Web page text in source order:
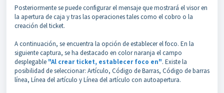
Posteriormente se puede configurar el mensaje que mostrará el visor en
la apertura de caja y tras las operaciones tales como el cobro o la
creación del ticket.
A continuación, se encuentra la opción de establecer el foco. En la
siguiente captura, se ha destacado en color naranja el campo
desplegable "Al crear ticket, establecer foco en". Existe la
posibilidad de seleccionar: Artículo, Código de Barras, Código de barras
línea, Línea del artículo y Línea del artículo con autoapertura.